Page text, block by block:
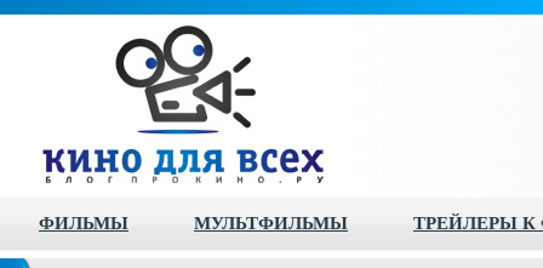
ФИЛЬМЫ МУЛЬТФИЛЬМЫ ТРЕЙЛЕРЫ